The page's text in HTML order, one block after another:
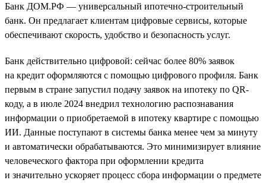
Банк ДОМ.РФ — универсальный ипотечно-строительный
банк. Он предлагает клиентам цифровые сервисы, которые
обеспечивают скорость, удобство и безопасность услуг.
Банк действительно цифровой: сейчас более 80% заявок
на кредит оформляются с помощью цифрового профиля. Банк
первым в стране запустил подачу заявок на ипотеку по QR-
коду, а в июле 2024 внедрил технологию распознавания
информации о приобретаемой в ипотеку квартире с помощью
ИИ. Данные поступают в системы банка менее чем за минуту
и автоматически обрабатываются. Это минимизирует влияние
человеческого фактора при оформлении кредита
и значительно ускоряет процесс сбора информации о предмете